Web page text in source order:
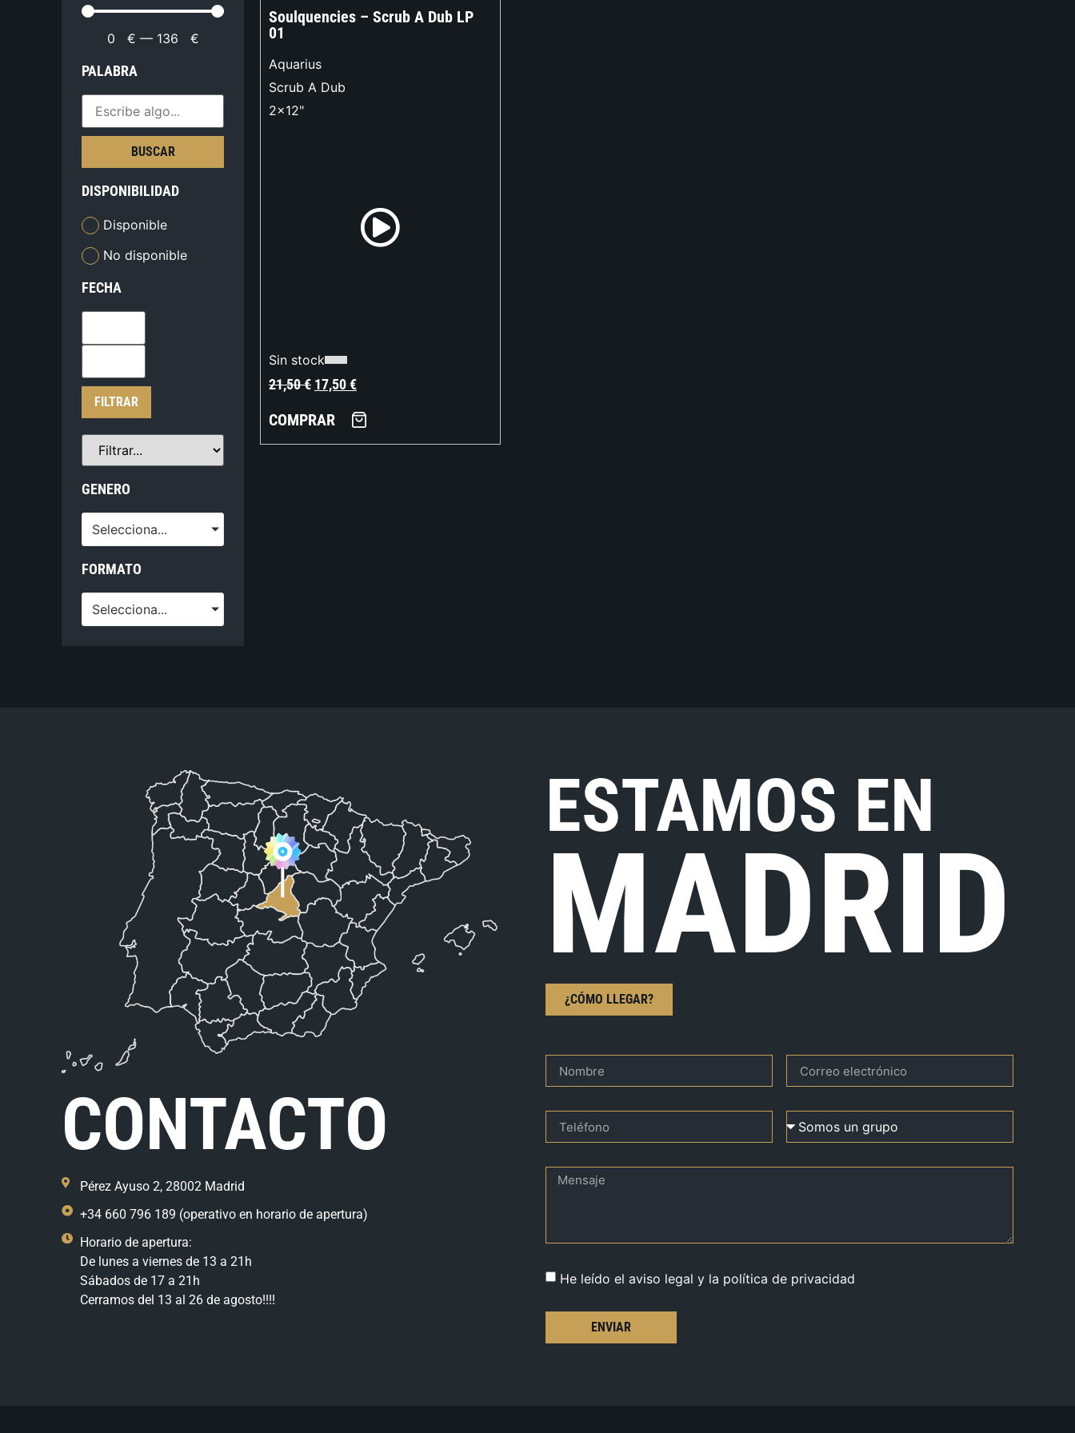
0 € — 136 €
PALABRA
BUSCAR
DISPONIBILIDAD
Disponible
No disponible
FECHA
FILTRAR
GENERO
Selecciona...
FORMATO
Selecciona...
Soulquencies – Scrub A Dub LP
01
Aquarius
Scrub A Dub
2x12"
Sin stock
21,50€ 17,50€
COMPRAR
CONTACTO
Pérez Ayuso 2, 28002 Madrid
+34 660 796 189 (operativo en horario de apertura)
Horario de apertura:
De lunes a viernes de 13 a 21h
Sábados de 17 a 21h
Cerramos del 13 al 26 de agosto!!!!
ESTAMOS EN
MADRID
¿CÓMO LLEGAR?
He leído el aviso legal y la política de privacidad
ENVIAR